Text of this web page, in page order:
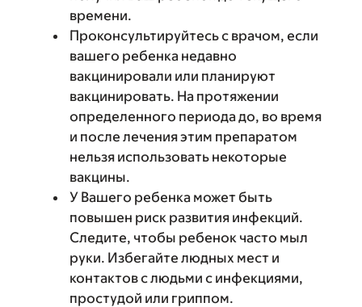
времени.
Проконсультируйтесь с врачом, если
вашего ребенка недавно
вакцинировали или планируют
вакцинировать. На протяжении
определенного периода до, во время
и после лечения этим препаратом
нельзя использовать некоторые
вакцины.
У Вашего ребенка может быть
повышен риск развития инфекций.
Следите, чтобы ребенок часто мыл
руки. Избегайте людных мест и
контактов с людьми с инфекциями,
простудой или гриппом.